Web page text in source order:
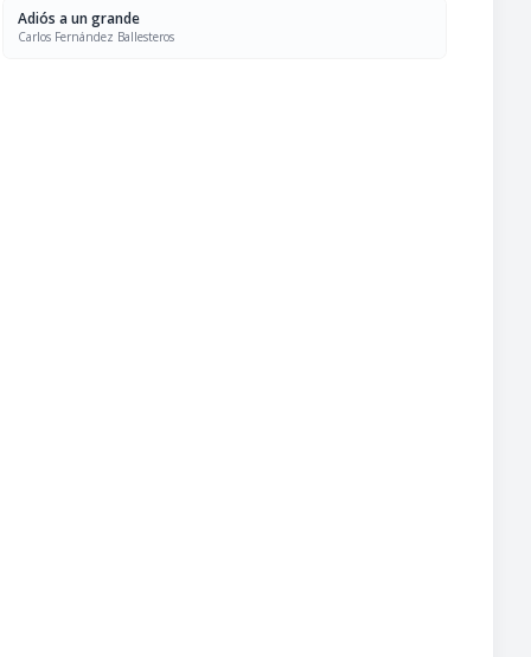
Adiós a un grande
Carlos Fernández Ballesteros